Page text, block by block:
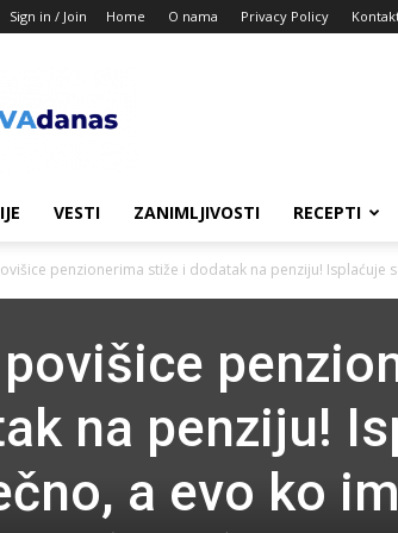
Sign in / Join Home O nama Privacy Policy
VESTI ZANIMLJIVOSTI RECEPTI
penzionerima stiže i dodatak na penziju! Isplaćuje
na penziju!
a evo ko